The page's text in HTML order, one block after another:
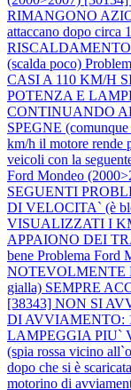
RIMANGONO
attaccano dopo circa
(scalda poco)
CASI A 110 KM/H
POTENZA E
CONTINUANDO
SPEGNE
km/h il motore rende
veicoli con la
Ford Mondeo
SEGUENTI
DI VELOCITA` (è
VISUALIZZATI I
APPAIONO DEI
bene Problema Ford
NOTEVOLMENTE
gialla) SEMPRE
[38343] NON SI
DI AVVIAMENTO:
LAMPEGGIA PIU`
(spia rossa vicino
dopo che si è
motorino di